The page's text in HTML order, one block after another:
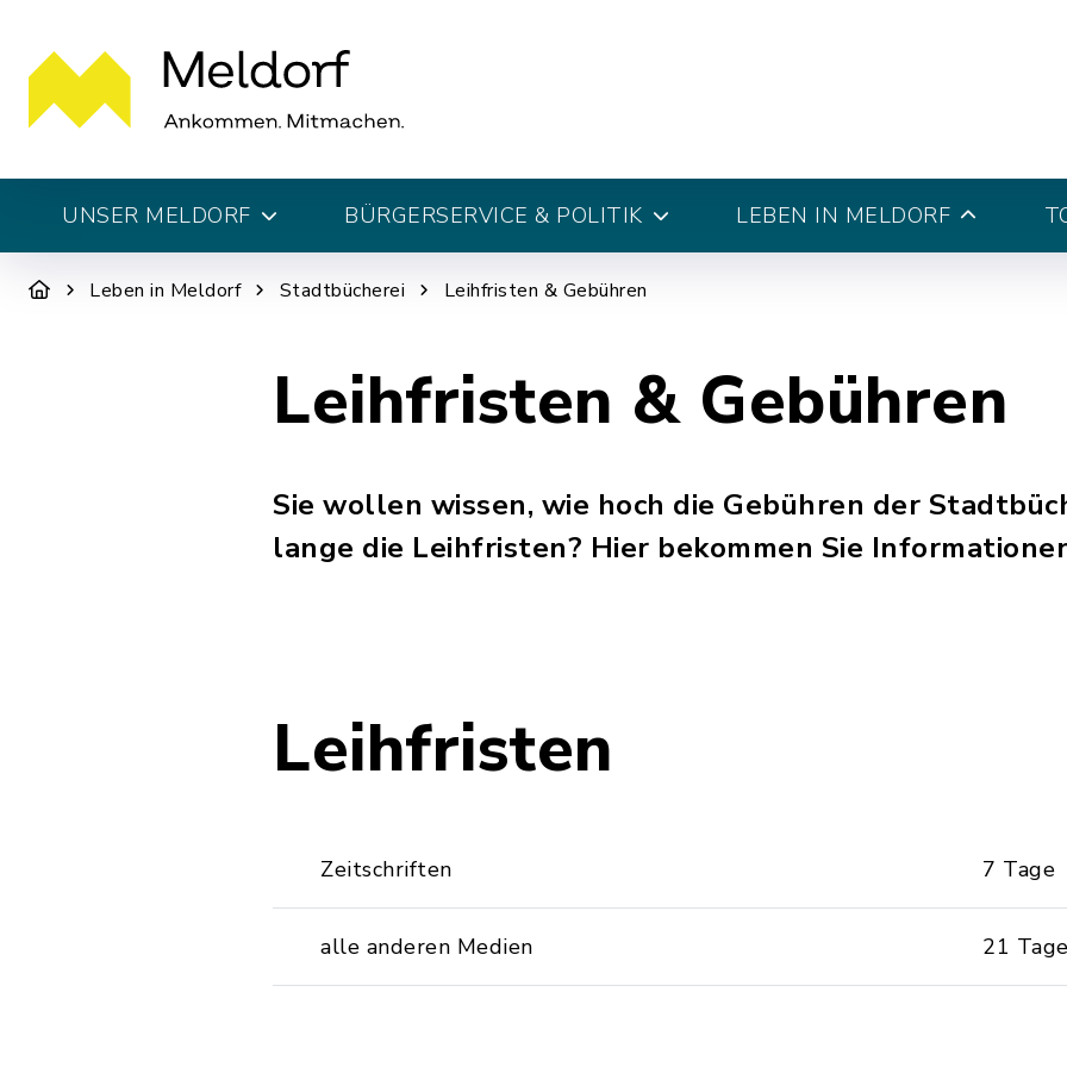
UNSER MELDORF BÜRGERSERVICE & POLITIK LEBEN IN MELDORF
Leben in Meldorf Stadtbücherei Leihfristen & Gebühren
Leihfristen & Gebühren
Sie wollen wissen, wie hoch die Gebühren der
lange die Leihfristen? Hier bekommen Sie
Leihfristen
Zeitschriften 7 Tage
alle anderen Medien 21